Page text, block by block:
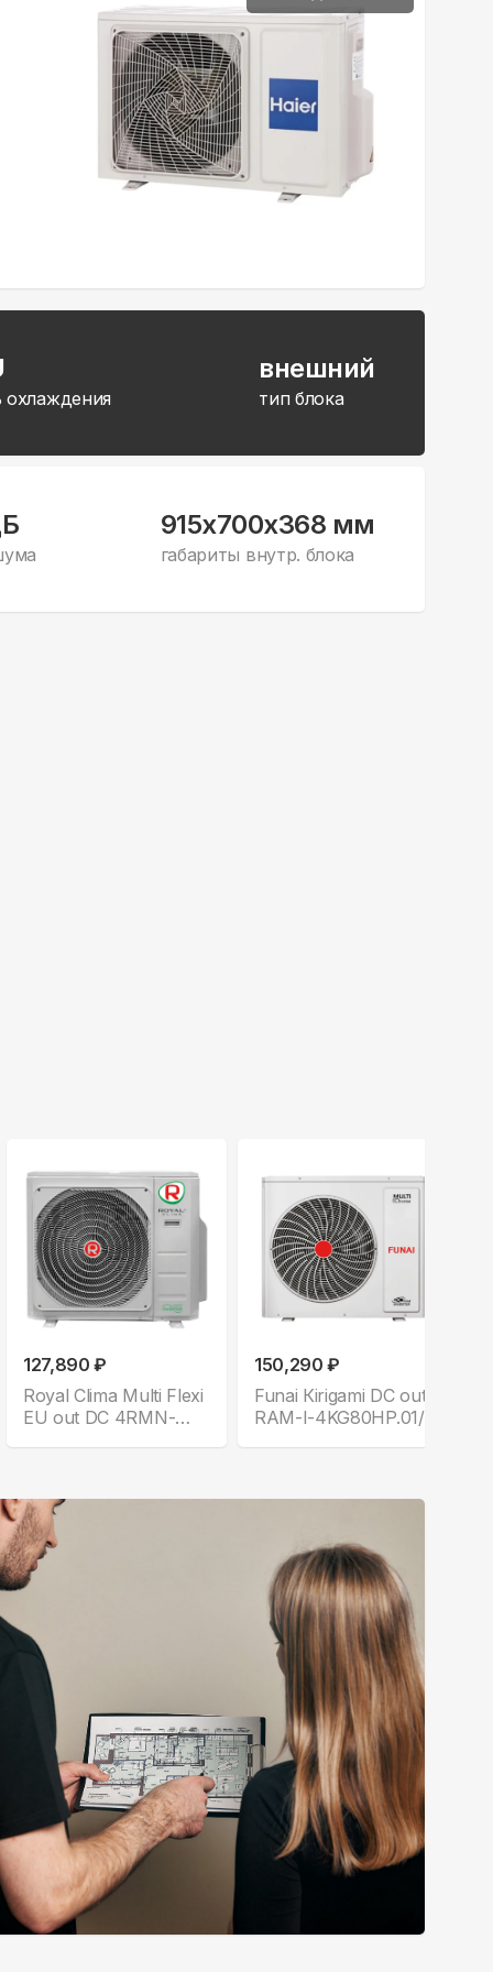
внешний
тип блока
915x700x368 мм
габариты внутр. блока
127,890 ₽
Royal Clima Multi Flexi
EU out DC 4RMN-
150,290 ₽
Funai Кirigami DC out
RAM-I-4KG80HP.01/U